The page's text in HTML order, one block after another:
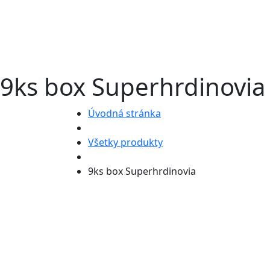
9ks box Superhrdinovia
Úvodná stránka
Všetky produkty
9ks box Superhrdinovia